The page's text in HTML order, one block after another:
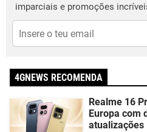
imparciais e promoções
4GNEWS RECOMENDA
Realme 16
Europa com
atualizações